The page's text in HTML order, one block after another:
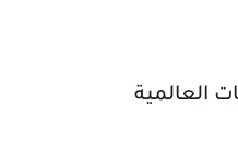
العالمية